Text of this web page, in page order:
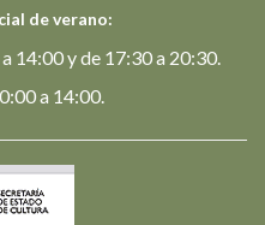
de verano:
14:00 y de 17:30 a 20:30.
a 14:00.